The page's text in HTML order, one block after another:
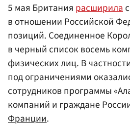
5 мая Британия расширила
в отношении Российской
позиций. Соединенное
в черный список восемь
физических лиц. В
под ограничениями
сотрудников программы
компаний и граждане
Франции.